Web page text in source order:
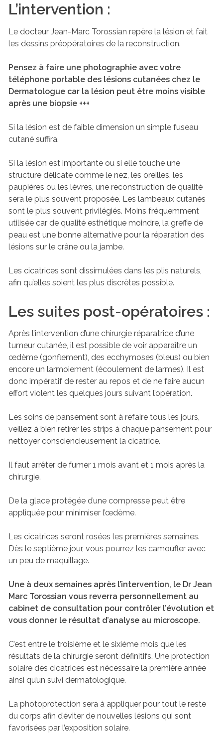
L’intervention :
Le docteur Jean-Marc Torossian repère la lésion et fait
les dessins préopératoires de la reconstruction.
Pensez à faire une photographie avec votre
téléphone portable des lésions cutanées chez le
Dermatologue car la lésion peut être moins visible
après une biopsie +++
Si la lésion est de faible dimension un simple fuseau
cutané suffira.
Si la lésion est importante ou si elle touche une
structure délicate comme le nez, les oreilles, les
paupières ou les lèvres, une reconstruction de qualité
sera le plus souvent proposée. Les lambeaux cutanés
sont le plus souvent privilégiés. Moins fréquemment
utilisée car de qualité esthétique moindre, la greffe de
peau est une bonne alternative pour la réparation des
lésions sur le crâne ou la jambe.
Les cicatrices sont dissimulées dans les plis naturels,
afin qu’elles soient les plus discrètes possible.
Les suites post-opératoires :
Après l’intervention d’une chirurgie réparatrice d’une
tumeur cutanée, il est possible de voir apparaître un
œdème (gonflement), des ecchymoses (bleus) ou bien
encore un larmoiement (écoulement de larmes). Il est
donc impératif de rester au repos et de ne faire aucun
effort violent les quelques jours suivant l’opération.
Les soins de pansement sont à refaire tous les jours,
veillez à bien retirer les strips à chaque pansement pour
nettoyer consciencieusement la cicatrice.
Il faut arrêter de fumer 1 mois avant et 1 mois après la
chirurgie.
De la glace protégée d’une compresse peut être
appliquée pour minimiser l’œdème.
Les cicatrices seront rosées les premières semaines.
Dès le septième jour, vous pourrez les camoufler avec
un peu de maquillage.
Une à deux semaines après l’intervention, le Dr Jean
Marc Torossian vous reverra personnellement au
cabinet de consultation pour contrôler l’évolution et
vous donner le résultat d’analyse au microscope.
C’est entre le troisième et le sixième mois que les
résultats de la chirurgie seront définitifs. Une protection
solaire des cicatrices est nécessaire la première année
ainsi qu’un suivi dermatologique.
La photoprotection sera à appliquer pour tout le reste
du corps afin d’éviter de nouvelles lésions qui sont
favorisées par l’exposition solaire.